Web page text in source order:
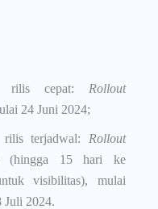
rilis cepat: Rollout
24 Juni 2024;
rilis terjadwal: Rollout
(hingga 15 hari ke
visibilitas), mulai
Juli 2024.